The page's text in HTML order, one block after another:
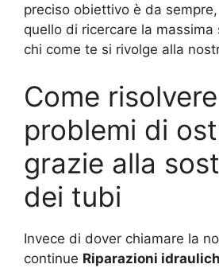
preciso obiettivo è da
quello di ricercare la
chi come te si rivolge alla
Come
problemi di
grazie alla
dei tubi
Invece di dover chiamare la
continue Riparazioni